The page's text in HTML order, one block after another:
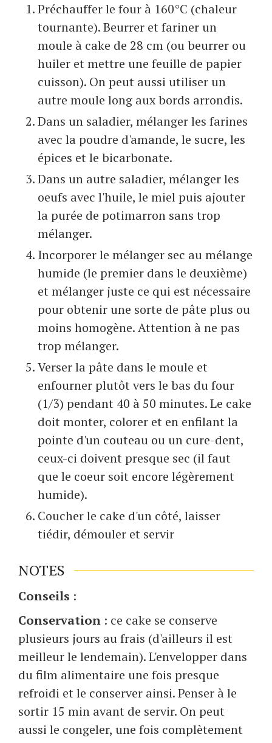
Préchauffer le four à 160°C (chaleur
tournante). Beurrer et fariner un
moule à cake de 28 cm (ou beurrer ou
huiler et mettre une feuille de papier
cuisson). On peut aussi utiliser un
autre moule long aux bords arrondis.
Dans un saladier, mélanger les farines
avec la poudre d'amande, le sucre, les
épices et le bicarbonate.
Dans un autre saladier, mélanger les
oeufs avec l'huile, le miel puis ajouter
la purée de potimarron sans trop
mélanger.
Incorporer le mélanger sec au mélange
humide (le premier dans le deuxième)
et mélanger juste ce qui est nécessaire
pour obtenir une sorte de pâte plus ou
moins homogène. Attention à ne pas
trop mélanger.
Verser la pâte dans le moule et
enfourner plutôt vers le bas du four
(1/3) pendant 40 à 50 minutes. Le cake
doit monter, colorer et en enfilant la
pointe d'un couteau ou un cure-dent,
ceux-ci doivent presque sec (il faut
que le coeur soit encore légèrement
humide).
Coucher le cake d'un côté, laisser
tiédir, démouler et servir
NOTES
Conseils :
Conservation : ce cake se conserve
plusieurs jours au frais (d'ailleurs il est
meilleur le lendemain). L'envelopper dans
du film alimentaire une fois presque
refroidi et le conserver ainsi. Penser à le
sortir 15 min avant de servir. On peut
aussi le congeler, une fois complètement